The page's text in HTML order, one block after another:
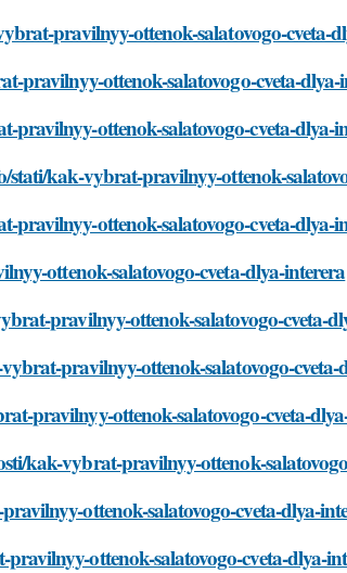
pravilnyy-ottenok-salatovogo-cveta-
pravilnyy-ottenok-salatovogo-cveta-dlya-
ottenok-salatovogo-cveta-dlya-
kak-vybrat-pravilnyy-ottenok-
ottenok-salatovogo-cveta-dlya-
ottenok-salatovogo-cveta-dlya-interera
pravilnyy-ottenok-salatovogo-cveta-
pravilnyy-ottenok-salatovogo-cveta-
pravilnyy-ottenok-salatovogo-cveta-
kak-vybrat-pravilnyy-ottenok-
ottenok-salatovogo-cveta-dlya-
ottenok-salatovogo-cveta-dlya-